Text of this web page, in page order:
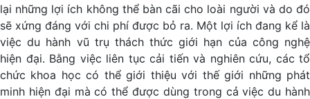
lại những lợi ích không thể bàn cãi cho loài người và do đó
sẽ xứng đáng với chi phí được bỏ ra. Một lợi ích đang kể là
việc du hành vũ trụ thách thức giới hạn của công nghệ
hiện đại. Bằng việc liên tục cải tiến và nghiên cứu, các tổ
chức khoa học có thể giới thiệu với thế giới những phát
minh hiện đại mà có thể được dùng trong cả việc du hành